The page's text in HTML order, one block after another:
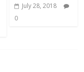
July 28, 2018
0